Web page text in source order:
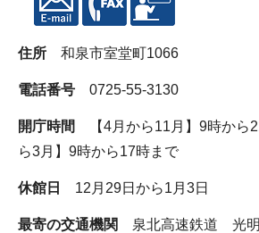
住所 和泉市室堂町1066
電話番号 0725-55-3130
開庁時間
【4月から11月】9時か
ら3月】9時から17時まで
休館日 12月29日から1月3日
最寄の交通機関 泉北高速鉄道 光